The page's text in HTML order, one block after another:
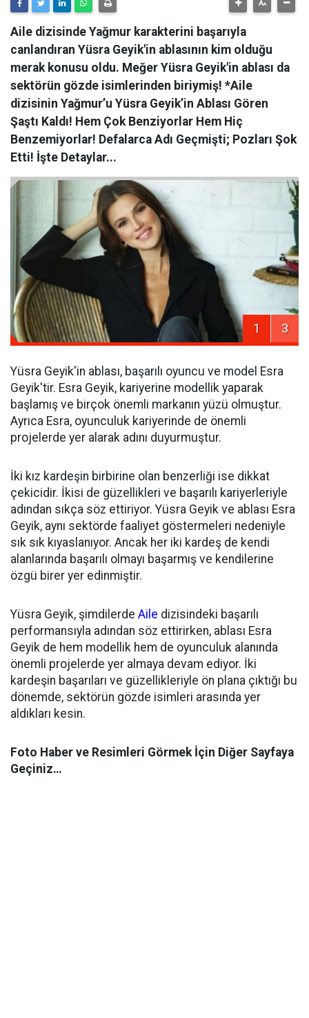
Aile dizisinde Yağmur karakterini başarıyla
canlandıran Yüsra Geyik'in ablasının kim olduğu
merak konusu oldu. Meğer Yüsra Geyik'in ablası da
sektörün gözde isimlerinden biriymiş! *Aile
dizisinin Yağmur’u Yüsra Geyik’in Ablası Gören
Şaştı Kaldı! Hem Çok Benziyorlar Hem Hiç
Benzemiyorlar! Defalarca Adı Geçmişti; Pozları Şok
Etti! İşte Detaylar...
1 3
Yüsra Geyik'in ablası, başarılı oyuncu ve model Esra
Geyik'tir. Esra Geyik, kariyerine modellik yaparak
başlamış ve birçok önemli markanın yüzü olmuştur.
Ayrıca Esra, oyunculuk kariyerinde de önemli
projelerde yer alarak adını duyurmuştur.
İki kız kardeşin birbirine olan benzerliği ise dikkat
çekicidir. İkisi de güzellikleri ve başarılı kariyerleriyle
adından sıkça söz ettiriyor. Yüsra Geyik ve ablası Esra
Geyik, aynı sektörde faaliyet göstermeleri nedeniyle
sık sık kıyaslanıyor. Ancak her iki kardeş de kendi
alanlarında başarılı olmayı başarmış ve kendilerine
özgü birer yer edinmiştir.
Yüsra Geyik, şimdilerde Aile dizisindeki başarılı
performansıyla adından söz ettirirken, ablası Esra
Geyik de hem modellik hem de oyunculuk alanında
önemli projelerde yer almaya devam ediyor. İki
kardeşin başarıları ve güzellikleriyle ön plana çıktığı bu
dönemde, sektörün gözde isimleri arasında yer
aldıkları kesin.
Foto Haber ve Resimleri Görmek İçin Diğer Sayfaya
Geçiniz…